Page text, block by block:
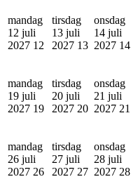
mandag
12 juli
2027 12
tirsdag
13 juli
2027 13
onsdag
14 juli
2027 14
mandag
19 juli
2027 19
tirsdag
20 juli
2027 20
onsdag
21 juli
2027 21
mandag
26 juli
2027 26
tirsdag
27 juli
2027 27
onsdag
28 juli
2027 28